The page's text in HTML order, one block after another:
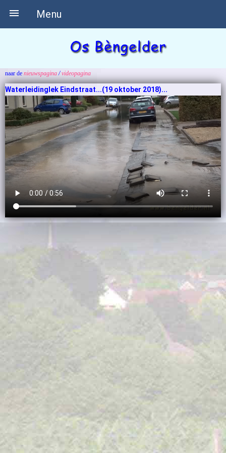
Menu

naar de nieuwspagina/videopagina
Waterleidinglek Eindstraat...(19 oktober 2018)...